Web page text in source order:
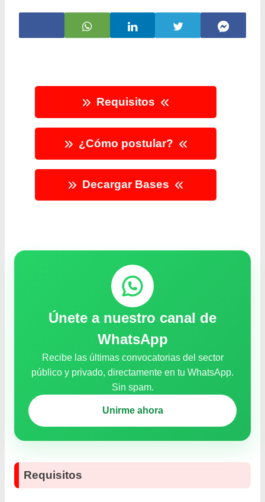
Requisitos
¿Cómo postular?
Decargar Bases
Únete a nuestro canal de
WhatsApp
Recibe las últimas convocatorias del sector
público y privado, directamente en tu WhatsApp.
Sin spam.
Unirme ahora
Requisitos